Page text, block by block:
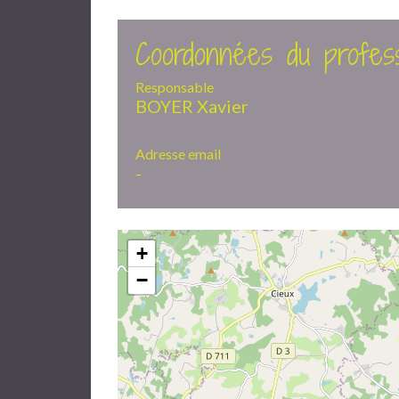
Coordonnées du
Responsable
BOYER Xavier
Adresse email
-
+
−